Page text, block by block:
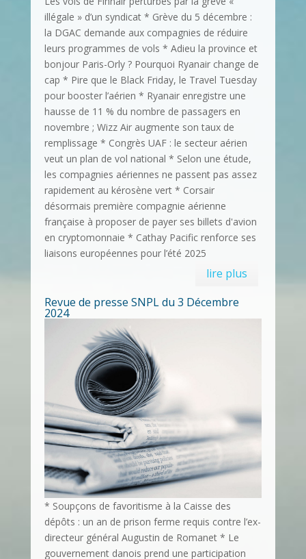
illégale » d’un syndicat * Grève du 5 décembre :
la DGAC demande aux compagnies de réduire
leurs programmes de vols * Adieu la province et
bonjour Paris-Orly ? Pourquoi Ryanair change de
cap * Pire que le Black Friday, le Travel Tuesday
pour booster l’aérien * Ryanair enregistre une
hausse de 11 % du nombre de passagers en
novembre ; Wizz Air augmente son taux de
remplissage * Congrès UAF : le secteur aérien
veut un plan de vol national * Selon une étude,
les compagnies aériennes ne passent pas assez
rapidement au kérosène vert * Corsair
désormais première compagnie aérienne
française à proposer de payer ses billets d'avion
en cryptomonnaie * Cathay Pacific renforce ses
liaisons européennes pour l’été 2025
lire plus
Revue de presse SNPL du 3 Décembre
2024
* Soupçons de favoritisme à la Caisse des
dépôts : un an de prison ferme requis contre l’ex-
directeur général Augustin de Romanet * Le
gouvernement danois prend une participation